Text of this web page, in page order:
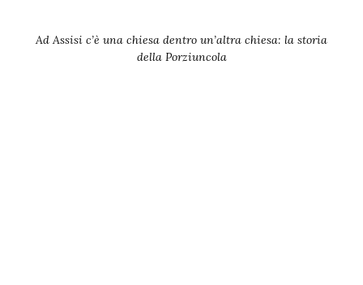
Ad Assisi c’è una chiesa dentro un’altra chiesa: la storia
della Porziuncola